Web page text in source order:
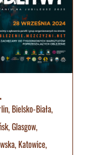
,Bielsko-Biała,
,Glasgow,
,Katowice,